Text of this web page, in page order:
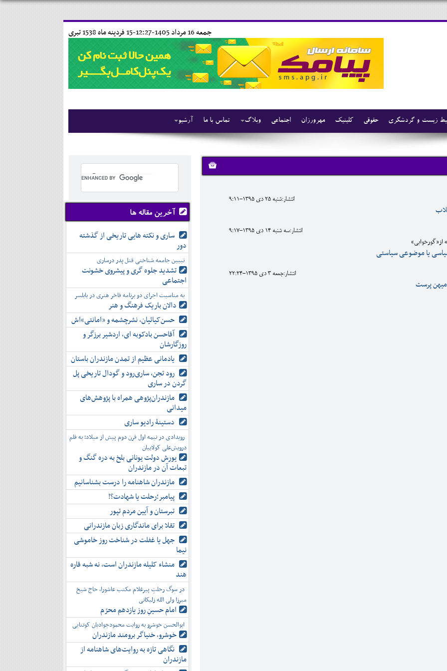
15 فردينه ماه 1538 تبری جمعه 16 مرداد 1405-12:27-
آرشیو تماس با ما وبلاگ اجتماعی مهرورزان کلینیک حقوقی زیست و گردشگری
انتشار:شنبه 25 دی 1395-9:11
انتشار:سه شنبه 14 دی 1395-9:17
از«گورخوابی»
یا موضوعی سیاستی
انتشار:جمعه 3 دی 1395-22:24
پرست
آخرین مقاله ها
ساری و نکته هایی تاریخی از گذشته
دور
تبیین جامعه شناختی قتل پدر درساری
تشدید جلوه‌ گری و پیشروی خشونت
اجتماعی
به مناسبت اجرای دو برنامه فاخر هنری در بابلسر
دالان باریک فرهنگ و هنر
حسن‌کیائیان، نشرچشمه و «امانتی»اش
آقاحسن بادکوبه ای، اردشیر برزگر و
روزگارشان
یادمانی عظیم از تمدن مازندران باستان
رود تجن، ساری‌رود و گودال تاریخی پل
گردن در ساری
مازندران‌پژوهی همراه با پژوهش‌های
میدانی
دستینۀ رادیو ساری
رویدادی در نیمه اول قرن دوم پیش از میلاد؛ به قلم
درویش‌علی کولاییان
یورش دولت یونانی بلخ به دره گنگ و
تبعات آن در مازندران
مازندران شاهنامه را درست بشناسانیم
پیامبر؛رحلت یا شهادت؟!
تبرستان و آیین مردم تپور
تقلا برای ماندگاری زبان مازندرانی
جهل یا غفلت در شناخت روز خاموشی
نیما
منشاء کلیله مازندران است، نه شبه قاره
هند
در سوگ رحلتِ پیرغلام مکتب عاشورا، حاج شیخ
میرزا ولی الله زلیکانی
امام حسینِ روز یازدهم محرّم
ابوالحسن خوشرو به روایت محمودجوادیان کوتنایی
خوشرو، خنياگر برومند مازندران
نگاهی تازه به روایت‌های شاهنامه از
مازندران